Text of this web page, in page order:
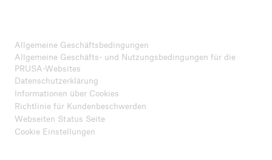
Allgemeine Geschäftsbedingungen
Allgemeine Geschäfts- und Nutzungsbedingungen für die
PRUSA-Websites
Datenschutzerklärung
Informationen über Cookies
Richtlinie für Kundenbeschwerden
Webseiten Status Seite
Cookie Einstellungen